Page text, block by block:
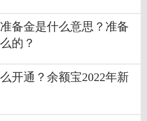
备金是什么意思？准备
的？
开通？余额宝2022年新